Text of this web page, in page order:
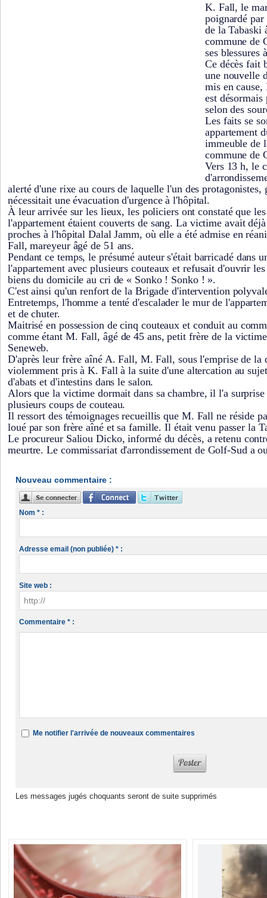
K. Fall, le
poignardé
de la Tabaski
commune de
ses blessures
Ce décès fait
une nouvelle
mis en
est
selon des
Les faits se
appartement
immeuble de
commune de
Vers 13 h, le
alerté d'une rixe au cours de laquelle l'un des protagonistes,
nécessitait une évacuation d'urgence à l'hôpital.
À leur arrivée sur les lieux, les policiers ont constaté que
l'appartement étaient couverts de sang. La victime avait
proches à l'hôpital Dalal Jamm, où elle a été admise en
Fall, mareyeur âgé de 51 ans.
Pendant ce temps, le présumé auteur s'était barricadé dans
l'appartement avec plusieurs couteaux et refusait d'ouvrir
biens du domicile au cri de « Sonko ! Sonko ! ».
C'est ainsi qu'un renfort de la Brigade d'intervention
Entretemps, l'homme a tenté d'escalader le mur de
et de chuter.
Maitrisé en possession de cinq couteaux et conduit au
comme étant M. Fall, âgé de 45 ans, petit frère de la
Seneweb.
D'après leur frère aîné A. Fall, M. Fall, sous l'emprise de la
violemment pris à K. Fall à la suite d'une altercation au
d'abats et d'intestins dans le salon.
Alors que la victime dormait dans sa chambre, il l'a surprise
plusieurs coups de couteau.
Il ressort des témoignages recueillis que M. Fall ne réside
loué par son frère aîné et sa famille. Il était venu passer la
Le procureur Saliou Dicko, informé du décès, a retenu
meurtre. Le commissariat d'arrondissement de Golf-Sud a
Nouveau commentaire :
Nom * :
Adresse email (non publiée) * :
Site web :
Commentaire * :
Me notifier l'arrivée de nouveaux commentaires
Les messages jugés choquants seront de suite supprimés